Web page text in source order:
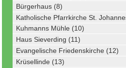
Bürgerhaus (8)
Katholische Pfarrkirche St.
Kuhmanns Mühle (10)
Haus Sieverding (11)
Evangelische Friedenskirche (12)
Krüsellinde (13)